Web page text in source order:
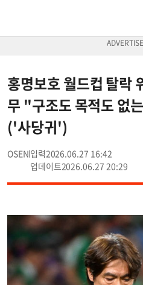
홍명보호 월드컵 탈
무 "구조도 목적도 없
('사당귀')
OSEN
2026.06.27 16:42
2026.06.27 20:29